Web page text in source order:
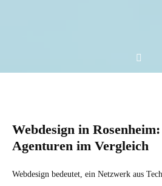
Webdesign in
Agenturen im Vergleich
Webdesign bedeutet, ein Netzwerk aus